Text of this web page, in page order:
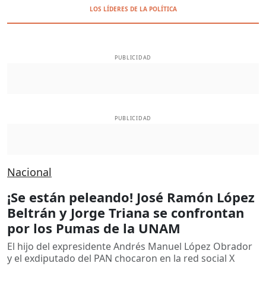
LOS LÍDERES DE LA POLÍTICA
PUBLICIDAD
PUBLICIDAD
Nacional
¡Se están peleando! José Ramón López
Beltrán y Jorge Triana se confrontan
por los Pumas de la UNAM
El hijo del expresidente Andrés Manuel López Obrador
y el exdiputado del PAN chocaron en la red social X